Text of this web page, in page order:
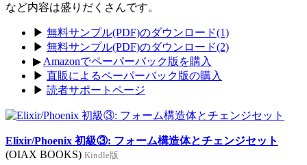
など内容は盛りだくさんです。
▶ 無料サンプル(PDF)のダウンロード(1)
▶ 無料サンプル(PDF)のダウンロード(2)
▶ Amazonでペーパーバック版を購入
▶ 直販によるペーパーバック版の購入
▶ 読者サポートページ
Elixir/Phoenix 初級③: フォーム構造体とチェンジセット
(OIAX BOOKS) Kindle版